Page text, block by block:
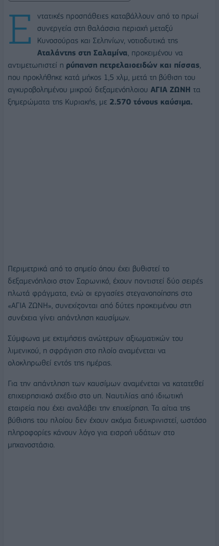
Ε
ντατικές προσπάθειες καταβάλλουν από το πρωί
συνεργεία στη θαλάσσια περιοχή μεταξύ
Κυνοσούρας και Σεληνίων, νοτιοδυτικά της
Αταλάντης στη Σαλαμίνα , προκειμένου να
αντιμετωπιστεί η ρύπανση πετρελαιοειδών και πίσσας
που προκλήθηκε κατά μήκος 1,5 χλμ, μετά τη βύθιση του
αγκυροβολημένου μικρού δεξαμενόπλοιου ΑΓΙΑ ΖΩΝΗ τα
ξημερώματα της Κυριακής, με 2.570 τόνους καύσιμα.
Περιμετρικά από το σημείο όπου έχει βυθιστεί το
δεξαμενόπλοιο στον Σαρωνικό, έχουν ποντιστεί δύο σειρές
πλωτά φράγματα, ενώ οι εργασίες στεγανοποίησης στο
«ΑΓΙΑ ΖΩΝΗ», συνεχίζονται από δύτες προκειμένου στη
συνέχεια γίνει απάντληση καυσίμων.
Σύμφωνα με εκτιμήσεις ανώτερων αξιωματικών του
λιμενικού, η σφράγιση στο πλοίο αναμένεται να
ολοκληρωθεί εντός της ημέρας.
Για την απάντληση των καυσίμων αναμένεται να κατατεθεί
επιχειρησιακό σχέδιο στο υπ. Ναυτιλίας από ιδιωτική
εταιρεία που έχει αναλάβει την επιχείρηση. Τα αίτια της
βύθισης του πλοίου δεν έχουν ακόμα διευκρινιστεί, ωστόσο
πληροφορίες κάνουν λόγο για εισροή υδάτων στο
μηχανοστάσιο.